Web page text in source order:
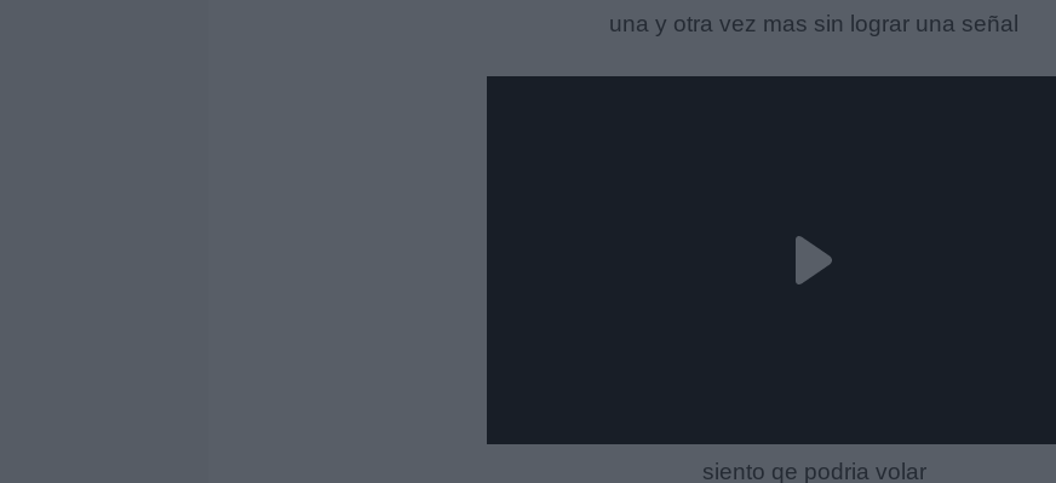
una y otra vez mas sin lograr una señal
siento qe podria volar